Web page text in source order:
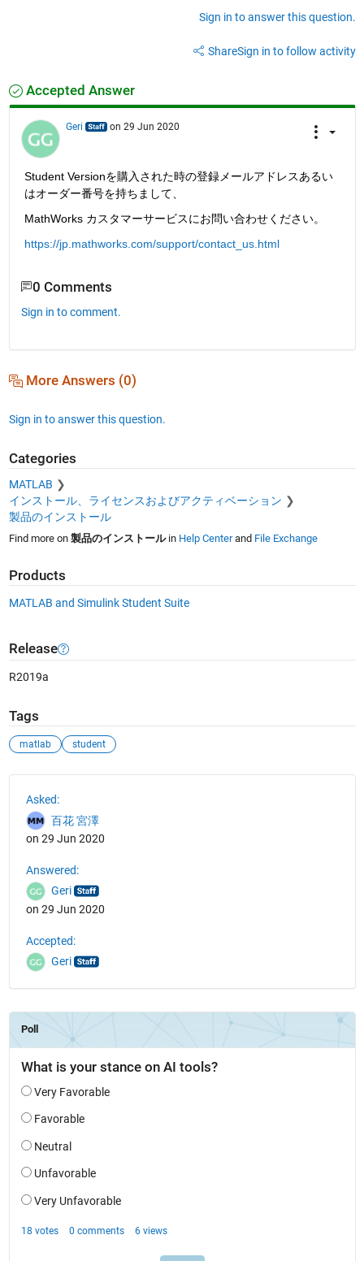
Sign in to answer this question.
ShareSign in to follow activity
Accepted Answer
Geri on 29 Jun 2020
Student Versionを購入された時の登録メールアドレスあるい
はオーダー番号を持ちまして、
MathWorks カスタマーサービスにお問い合わせください。
https://jp.mathworks.com/support/contact_us.html
0 Comments
Sign in to comment.
More Answers (0)
Sign in to answer this question.
Categories
MATLAB
インストール、ライセンスおよびアクティベーション
製品のインストール
Find more on 製品のインストールin Help Centerand File Exchange
Products
MATLAB and Simulink Student Suite
Release
R2019a
Tags
matlab student
Asked:
百花 宮澤
on 29 Jun 2020
Answered:
Geri
on 29 Jun 2020
Accepted:
Geri